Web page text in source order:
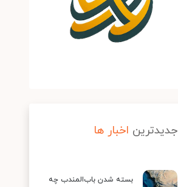
جدیدترین اخبار ها
بسته شدن باب‌المندب چه